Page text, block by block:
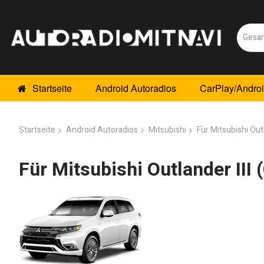
Startseite Android Autoradios CarPlay/
Startseite Android Autoradios Mitsubishi Für Mitsubishi
Für Mitsubishi Outlander III